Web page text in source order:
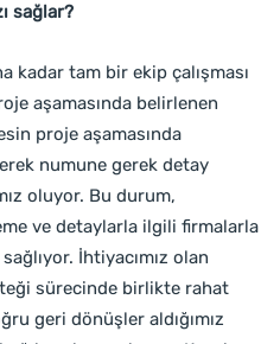
sağlar?
kadar tam bir ekip çalışması
aşamasında belirlenen
proje aşamasında
numune gerek detay
oluyor. Bu durum,
ve detaylarla ilgili firmalarla
İhtiyacımız olan
sürecinde birlikte rahat
geri dönüşler aldığımız